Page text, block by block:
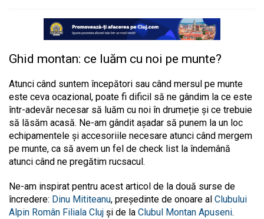
Ghid montan: ce luăm cu noi pe munte?
Atunci când suntem începători sau când mersul pe munte
este ceva ocazional, poate fi dificil să ne gândim la ce este
într-adevăr necesar să luăm cu noi în drumeție și ce trebuie
să lăsăm acasă. Ne-am gândit așadar să punem la un loc
echipamentele și accesoriile necesare atunci când mergem
pe munte, ca să avem un fel de check list la îndemână
atunci când ne pregătim rucsacul.
Ne-am inspirat pentru acest articol de la două surse de
încredere: Dinu Mititeanu, preşedinte de onoare al Clubului
Alpin Român Filiala Cluj și de la Clubul Montan Apuseni.